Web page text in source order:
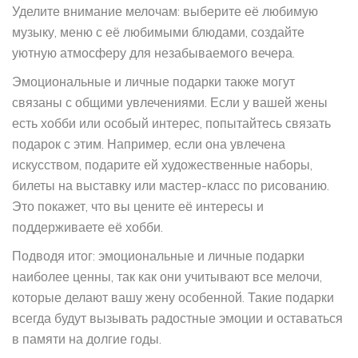
Уделите внимание мелочам: выберите её любимую
музыку, меню с её любимыми блюдами, создайте
уютную атмосферу для незабываемого вечера.
Эмоциональные и личные подарки также могут
связаны с общими увлечениями. Если у вашей жены
есть хобби или особый интерес, попытайтесь связать
подарок с этим. Например, если она увлечена
искусством, подарите ей художественные наборы,
билеты на выставку или мастер-класс по рисованию.
Это покажет, что вы цените её интересы и
поддерживаете её хобби.
Подводя итог: эмоциональные и личные подарки
наиболее ценны, так как они учитывают все мелочи,
которые делают вашу жену особенной. Такие подарки
всегда будут вызывать радостные эмоции и оставаться
в памяти на долгие годы.